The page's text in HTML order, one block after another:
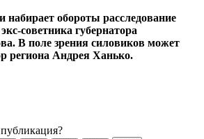
набирает обороты расследование
советника губернатора
В поле зрения силовиков может
региона Андрея Ханько.